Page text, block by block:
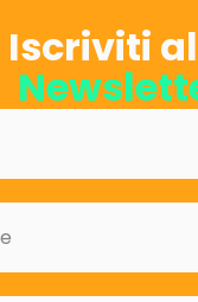
Iscriviti